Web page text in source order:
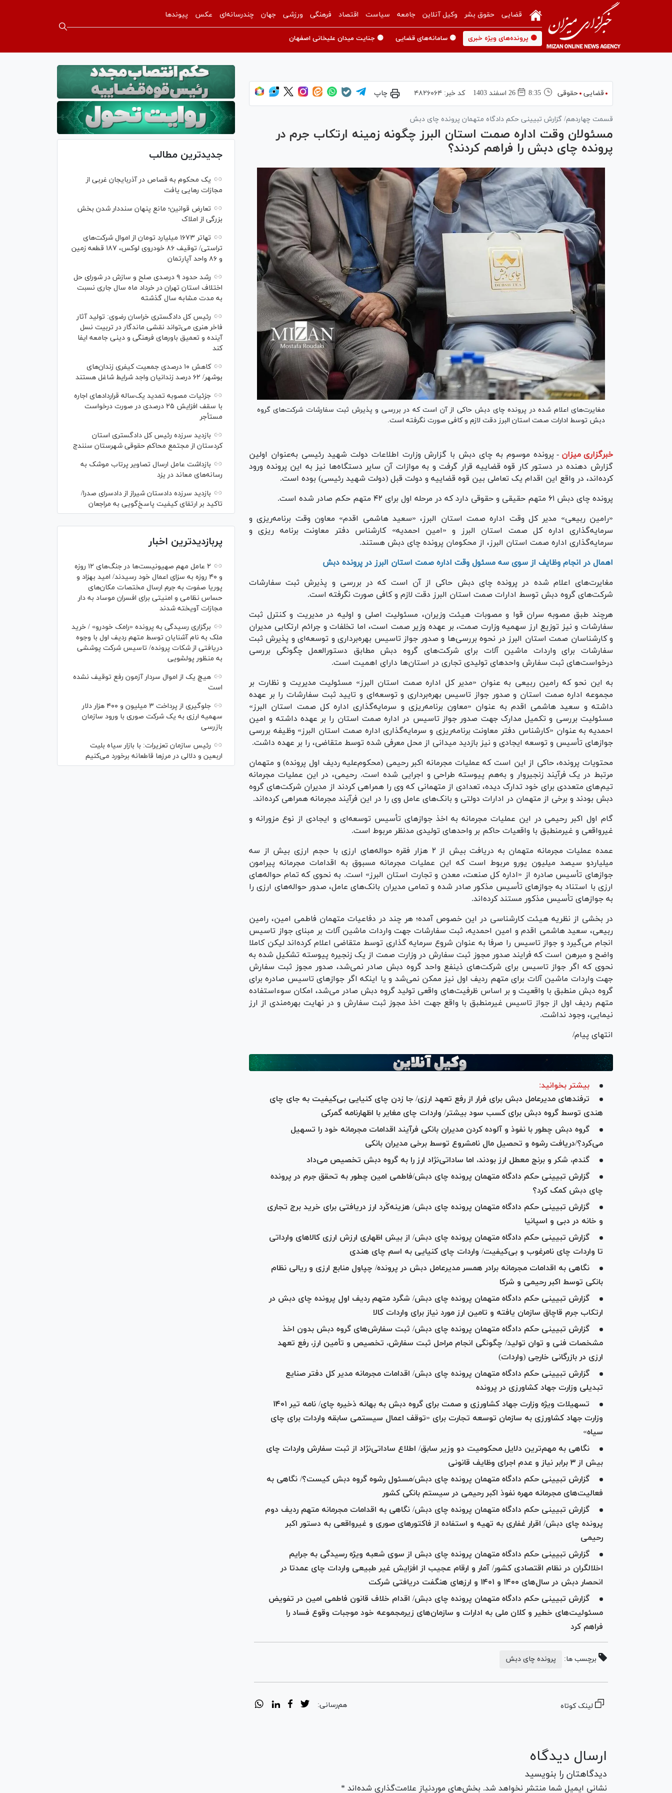
قضایی حقوق بشر وکیل آنلاین جامعه سیاست اقتصاد فرهنگی ورزشی جهان چندرسانه‌ای عکس پیوندها
🟡 پرونده‌های ویژه خبری 🟡 سامانه‌های قضایی 🟡 جنایت میدان علیخانی اصفهان
قضایی حقوقی 8:35 26 اسفند 1403 کد خبر: ۴۸۲۶۰۶۴ چاپ
قسمت چهاردهم/ گزارش تبیینی حکم دادگاه متهمان پرونده چای دبش
مسئولان وقت اداره صمت استان البرز چگونه زمینه ارتکاب جرم در
پرونده چای دبش را فراهم کردند؟
مغایرت‌های اعلام شده در پرونده چای دبش حاکی از آن است که در بررسی و پذیرش ثبت سفارشات شرکت‌های گروه
دبش توسط ادارات صمت استان البرز دقت لازم و کافی صورت نگرفته است.
خبرگزاری میزان - پرونده موسوم به چای دبش با گزارش وزارت اطلاعات دولت شهید رئیسی به‌عنوان اولین
گزارش دهنده در دستور کار قوه قضاییه قرار گرفت و به موازات آن سایر دستگاه‌ها نیز به این پرونده ورود
کرده‌اند، در واقع این اقدام یک تعاملی بین قوه قضاییه و دولت قبل (دولت شهید رئیسی) بوده است.
پرونده چای دبش ۶۱ متهم حقیقی و حقوقی دارد که در مرحله اول برای ۴۲ متهم حکم صادر شده است.
«رامین ربیعی» مدیر کل وقت اداره صمت استان البرز، «سعید هاشمی اقدم» معاون وقت برنامه‌ریزی و
سرمایه‌گذاری اداره کل صمت استان البرز و «امین احمدیه» کارشناس دفتر معاونت برنامه ریزی و
سرمایه‌گذاری اداره صمت استان البرز، از محکومان پرونده چای دبش هستند.
اهمال در انجام وظایف از سوی سه مسئول وقت اداره صمت استان البرز در پرونده دبش
مغایرت‌های اعلام شده در پرونده چای دبش حاکی از آن است که در بررسی و پذیرش ثبت سفارشات
شرکت‌های گروه دبش توسط ادارات صمت استان البرز دقت لازم و کافی صورت نگرفته است.
هرچند طبق مصوبه سران قوا و مصوبات هیئت وزیران، مسئولیت اصلی و اولیه در مدیریت و کنترل ثبت
سفارشات و نیز توزیع ارز سهمیه وزارت صمت، بر عهده وزیر صمت است، اما تخلفات و جرائم ارتکابی مدیران
و کارشناسان صمت استان البرز در نحوه بررسی‌ها و صدور جواز تاسیس بهره‌برداری و توسعه‌ای و پذیرش ثبت
سفارشات برای واردات ماشین آلات برای شرکت‌های گروه دبش مطابق دستورالعمل چگونگی بررسی
درخواست‌های ثبت سفارش واحد‌های تولیدی تجاری در استان‌ها دارای اهمیت است.
به این نحو که رامین ربیعی به عنوان «مدیر کل اداره صمت استان البرز» مسئولیت مدیریت و نظارت بر
مجموعه اداره صمت استان و صدور جواز تاسیس بهره‌برداری و توسعه‌ای و تایید ثبت سفارشات را بر عهده
داشته و سعید هاشمی اقدم به عنوان «معاون برنامه‌ریزی و سرمایه‌گذاری اداره کل صمت استان البرز»
مسئولیت بررسی و تکمیل مدارک جهت صدور جواز تاسیس در اداره صمت استان را بر عهده داشته و امین
احمدیه به عنوان «کارشناس دفتر معاونت برنامه‌ریزی و سرمایه‌گذاری اداره صمت استان البرز» وظیفه بررسی
جواز‌های تأسیس و توسعه ایجادی و نیز بازدید میدانی از محل معرفی شده توسط متقاضی، را بر عهده داشت.
محتویات پرونده، حاکی از این است که عملیات مجرمانه اکبر رحیمی (محکوم‌علیه ردیف اول پرونده) و متهمان
مرتبط در یک فرآیند زنجیروار و به‌هم پیوسته طراحی و اجرایی شده است. رحیمی، در این عملیات مجرمانه
تیم‌های متعددی برای خود تدارک دیده، تعدادی از متهمانی که وی را همراهی کردند از مدیران شرکت‌های گروه
دبش بودند و برخی از متهمان در ادارات دولتی و بانک‌های عامل وی را در این فرآیند مجرمانه همراهی کرده‌اند.
گام اول اکبر رحیمی در این عملیات مجرمانه به اخذ جواز‌های تأسیس توسعه‌ای و ایجادی از نوع مزورانه و
غیرواقعی و غیرمنطبق با واقعیات حاکم بر واحد‌های تولیدی مدنظر مربوط است.
عمده عملیات مجرمانه متهمان به دریافت بیش از ۲ هزار فقره حواله‌های ارزی با حجم ارزی بیش از سه
میلیاردو سیصد میلیون یورو مربوط است که این عملیات مجرمانه مسبوق به اقدامات مجرمانه پیرامون
جواز‌های تأسیس صادره از «اداره کل صنعت، معدن و تجارت استان البرز» است. به نحوی که تمام حواله‌های
ارزی با استناد به جواز‌های تأسیس مذکور صادر شده و تمامی مدیران بانک‌های عامل، صدور حواله‌های ارزی را
به جواز‌های تأسیس مذکور مستند کرده‌اند.
در بخشی از نظریه هیئت کارشناسی در این خصوص آمده؛ هر چند در دفاعیات متهمان فاطمی امین، رامین
ربیعی، سعید هاشمی اقدم و امین احمدیه، ثبت سفارشات جهت واردات ماشین آلات بر مبنای جواز تاسیس
انجام می‌گیرد و جواز تاسیس را صرفا به عنوان شروع سرمایه گذاری توسط متقاضی اعلام کرده‌اند لیکن کاملا
واضح و مبرهن است که فرایند صدور مجوز ثبت سفارش در وزارت صمت از یک زنجیره پیوسته تشکیل شده به
نحوی که اگر جواز تاسیس برای شرکت‌های ذینفع واحد گروه دبش صادر نمی‌شد، صدور مجوز ثبت سفارش
جهت واردات ماشین آلات برای متهم ردیف اول نیز ممکن نمی‌شد و یا اینکه اگر جواز‌های تاسیس صادره برای
گروه دبش منطبق با واقعیت و بر اساس ظرفیت‌های واقعی تولید گروه دبش صادر می‌شد، امکان سوءاستفاده
متهم ردیف اول از جواز تاسیس غیرمنطبق با واقع جهت اخذ مجوز ثبت سفارش و در نهایت بهره‌مندی از ارز
نیمایی، وجود نداشت.
انتهای پیام/
بیشتر بخوانید:
ترفند‌های مدیرعامل دبش برای فرار از رفع تعهد ارزی/ جا زدن چای کنیایی بی‌کیفیت به جای چای
هندی توسط گروه دبش برای کسب سود بیشتر/ واردات چای مغایر با اظهارنامه گمرکی
گروه دبش چطور با نفوذ و آلوده کردن مدیران بانکی فرآیند اقدامات مجرمانه خود را تسهیل
می‌کرد؟/دریافت رشوه و تحصیل مال نامشروع توسط برخی مدیران بانکی
گندم، شکر و برنج معطل ارز بودند، اما ساداتی‌نژاد ارز را به گروه دبش تخصیص می‌داد
گزارش تبیینی حکم دادگاه متهمان پرونده چای دبش/فاطمی امین چطور به تحقق جرم در پرونده
چای دبش کمک کرد؟
گزارش تبیینی حکم دادگاه متهمان پرونده چای دبش/ هزینه‌کَرد ارز دریافتی برای خرید برج تجاری
و خانه در دبی و اسپانیا
گزارش تبیینی حکم دادگاه متهمان پرونده چای دبش/ از بیش اظهاری ارزش ارزی کالا‌های وارداتی
تا واردات چای نامرغوب و بی‌کیفیت/ واردات چای کنیایی به اسم چای هندی
نگاهی به اقدامات مجرمانه برادر همسر مدیرعامل دبش در پرونده/ چپاول منابع ارزی و ریالی نظام
بانکی توسط اکبر رحیمی و شرکا
گزارش تبیینی حکم دادگاه متهمان پرونده چای دبش/ شگرد متهم ردیف اول پرونده چای دبش در
ارتکاب جرم قاچاق سازمان یافته و تامین ارز مورد نیاز برای واردات کالا
گزارش تبیینی حکم دادگاه متهمان پرونده چای دبش/ ثبت سفارش‌های گروه دبش بدون اخذ
مشخصات فنی و توان تولید/ چگونگی انجام مراحل ثبت سفارش، تخصیص و تأمین ارز، رفع تعهد
ارزی در بازرگانی خارجی (واردات)
گزارش تبیینی حکم دادگاه متهمان پرونده چای دبش/ اقدامات مجرمانه مدیر کل دفتر صنایع
تبدیلی وزارت جهاد کشاورزی در پرونده
تسهیلات ویژه وزارت جهاد کشاورزی و صمت برای گروه دبش به بهانه ذخیره چای/ نامه تیر ۱۴۰۱
وزارت جهاد کشاورزی به سازمان توسعه تجارت برای «توقف اعمال سیستمی سابقه واردات برای چای
سیاه»
نگاهی به مهم‌ترین دلایل محکومیت دو وزیر سابق/ اطلاع ساداتی‌نژاد از ثبت سفارش واردات چای
بیش از ۳ برابر نیاز و عدم اجرای وظایف قانونی
گزارش تبیینی حکم دادگاه متهمان پرونده چای دبش/مسئول رشوه گروه دبش کیست؟/ نگاهی به
فعالیت‌های مجرمانه مهره نفوذ اکبر رحیمی در سیستم بانکی کشور
گزارش تبیینی حکم دادگاه متهمان پرونده چای دبش/ نگاهی به اقدامات مجرمانه متهم ردیف دوم
پرونده چای دبش/ اقرار غفاری به تهیه و استفاده از فاکتور‌های صوری و غیرواقعی به دستور اکبر
رحیمی
گزارش تبیینی حکم دادگاه متهمان پرونده چای دبش از سوی شعبه ویژه رسیدگی به جرایم
اخلالگران در نظام اقتصادی کشور/ آمار و ارقام عجیب از افزایش غیر طبیعی واردات چای عمدتا در
انحصار دبش در سال‌های ۱۴۰۰ و ۱۴۰۱ و ارز‌های هنگفت دریافتی شرکت
گزارش تبیینی حکم دادگاه متهمان پرونده چای دبش/ اقدام خلاف قانون فاطمی امین در تفویض
مسئولیت‌های خطیر و کلان ملی به ادارات و سازمان‌های زیرمجموعه خود موجبات وقوع فساد را
فراهم کرد
برچسب ها: پرونده چای دبش
لینک کوتاه هم‌رسانی:
ارسال دیدگاه
دیدگاهتان را بنویسید
نشانی ایمیل شما منتشر نخواهد شد. بخش‌های موردنیاز علامت‌گذاری شده‌اند *
جدیدترین مطالب
یک محکوم به قصاص در آذربایجان‌ غربی از
مجازات رهایی یافت
تعارض قوانین؛ مانع پنهان سنددار شدن بخش
بزرگی از املاک
تهاتر ۱۶۷۳ میلیارد تومان از اموال شرکت‌های
تراستی/ توقیف ۸۶ خودروی لوکس، ۱۸۷ قطعه زمین
و ۸۶ واحد آپارتمان
رشد حدود ۹ درصدی صلح و سازش در شورای حل
اختلاف استان تهران در خرداد ماه سال جاری نسبت
به مدت مشابه سال گذشته
رئیس کل دادگستری خراسان رضوی: تولید آثار
فاخر هنری می‌تواند نقشی ماندگار در تربیت نسل
آینده و تعمیق باور‌های فرهنگی و دینی جامعه ایفا
کند
کاهش ۱۰ درصدی جمعیت کیفری زندان‌های
بوشهر/ ۶۲ درصد زندانیان واجد شرایط شاغل هستند
جزئیات مصوبه تمدید یک‌ساله قرارداد‌های اجاره
با سقف افزایش ۲۵ درصدی در صورت درخواست
مستأجر
بازدید سرزده رئیس کل دادگستری استان
کردستان از مجتمع محاکم حقوقی شهرستان سنندج
بازداشت عامل ارسال تصاویر پرتاب موشک به
رسانه‌های معاند در یزد
بازدید سرزده دادستان شیراز از دادسرای صدرا/
تاکید بر ارتقای کیفیت پاسخ‌گویی به مراجعان
پربازدیدترین اخبار
۲ عامل مهم صهیونیست‌ها در جنگ‌های ۱۲ روزه
و ۴۰ روزه به سزای اعمال خود رسیدند/ امید بهزاد و
پوریا صفوت به جرم ارسال مختصات مکان‌های
حساس نظامی و امنیتی برای افسران موساد به دار
مجازات آویخته شدند
برگزاری رسیدگی به پرونده «رامک خودرو» / خرید
ملک به نام آشنایان توسط متهم ردیف اول با وجوه
دریافتی از شکات پرونده/ تاسیس شرکت پوششی
به منظور پولشویی
هیچ یک از اموال سردار آزمون رفع توقیف نشده
است
جلوگیری از پرداخت ۳ میلیون و ۴۰۰ هزار دلار
سهمیه ارزی به یک شرکت صوری با ورود سازمان
بازرسی
رئیس سازمان تعزیرات: با بازار سیاه بلیت
اربعین و دلالی در مرز‌ها قاطعانه برخورد می‌کنیم